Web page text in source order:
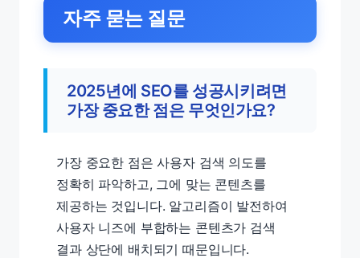
자주 묻는 질문
2025년에 SEO를 성공시키려면
가장 중요한 점은 무엇인가요?
가장 중요한 점은 사용자 검색 의도를
정확히 파악하고, 그에 맞는 콘텐츠를
제공하는 것입니다. 알고리즘이 발전하여
사용자 니즈에 부합하는 콘텐츠가 검색
결과 상단에 배치되기 때문입니다.